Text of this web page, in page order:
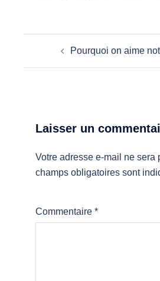
Pourquoi on aime
Laisser un
Votre adresse e-mail ne sera
champs obligatoires sont
Commentaire *